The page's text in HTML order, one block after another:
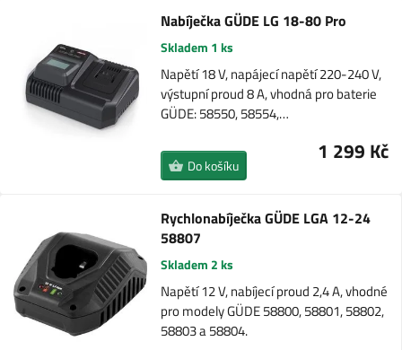
Nabíječka GÜDE LG 18-80 Pro
Skladem 1 ks
Napětí 18 V, napájecí napětí 220-240 V,
výstupní proud 8 A, vhodná pro baterie
GÜDE: 58550, 58554,…
1 299 Kč
Do košíku
Rychlonabíječka GÜDE LGA 12-24
58807
Skladem 2 ks
Napětí 12 V, nabíjecí proud 2,4 A, vhodné
pro modely GÜDE 58800, 58801, 58802,
58803 a 58804.